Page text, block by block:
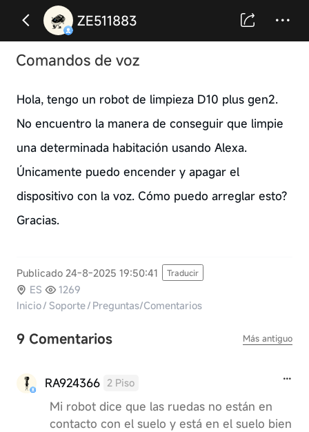
ZE511883
Comandos de voz
Hola, tengo un robot de limpieza D10 plus gen2.
No encuentro la manera de conseguir que limpie
una determinada habitación usando Alexa.
Únicamente puedo encender y apagar el
dispositivo con la voz. Cómo puedo arreglar esto?
Gracias.
Publicado 24-8-2025 19:50:41 Traducir
ES
1269
Inicio/ Soporte/ Preguntas/Comentarios
9 Comentarios Más antiguo
RA924366 2 Piso
Mi robot dice que las ruedas no están en
contacto con el suelo y está en el suelo bien